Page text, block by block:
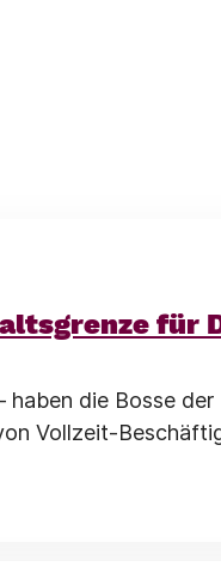
für
haben die Bosse der
Vollzeit-